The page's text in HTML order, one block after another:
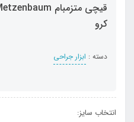
کرو
دسته : ابزار جراحی
انتخاب سایز: